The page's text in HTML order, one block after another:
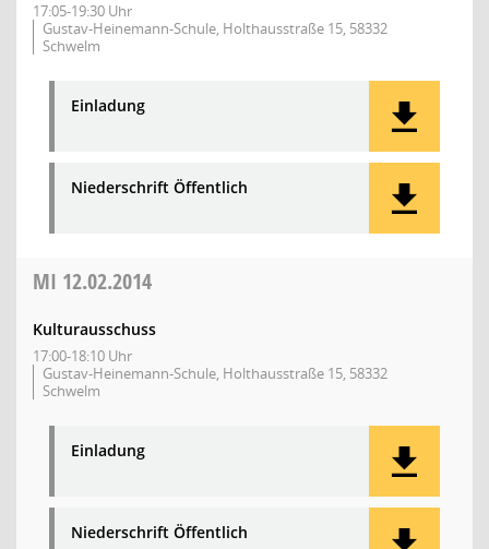
17:05-19:30 Uhr
Gustav-Heinemann-Schule, Holthausstraße 15, 58332
Schwelm
Einladung
Niederschrift Öffentlich
MI 12.02.2014
Kulturausschuss
17:00-18:10 Uhr
Gustav-Heinemann-Schule, Holthausstraße 15, 58332
Schwelm
Einladung
Niederschrift Öffentlich